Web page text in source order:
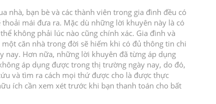
nhà, bạn bè và các thành viên trong gia đình đều có
mái đưa ra. Mặc dù những lời khuyên này là có
không phải lúc nào cũng chính xác. Gia đình và
căn nhà trong đời sẽ hiếm khi có đủ thông tin chi
nay. Hơn nữa, những lời khuyên đã từng áp dụng
áp dụng được trong thị trường ngày nay, do đó,
và tìm ra cách mọi thứ được cho là được thực
ích cần xem xét trước khi bạn thanh toán cho bất